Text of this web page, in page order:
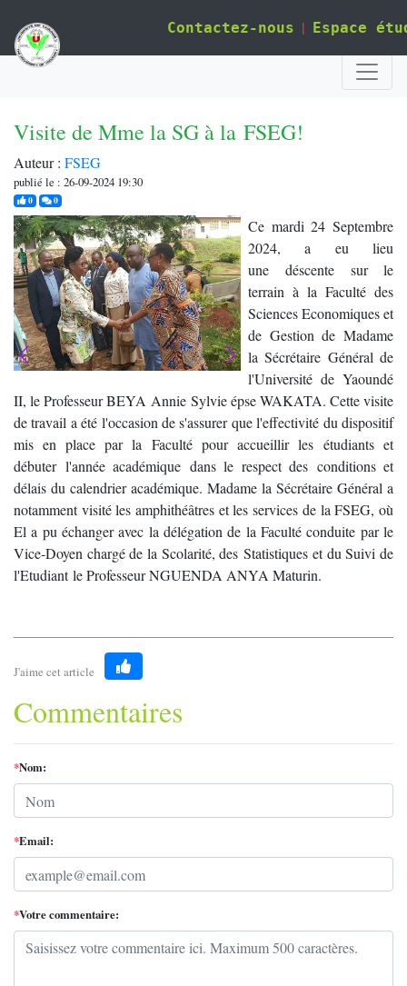
Contactez-nous | Espace
Visite de Mme la SG à la FSEG!
Auteur : FSEG
publié le : 26-09-2024 19:30
0j'aime0commentaires
Ce mardi 24 Septembre
2024, a eu lieu
une déscente sur le
terrain à la Faculté des
Sciences Economiques et
de Gestion de Madame
la Sécrétaire Général de
l'Université de Yaoundé
II, le Professeur BEYA Annie Sylvie épse WAKATA. Cette visite
de travail a été l'occasion de s'assurer que l'effectivité du dispositif
mis en place par la Faculté pour accueillir les étudiants et
débuter l'année académique dans le respect des conditions et
délais du calendrier académique. Madame la Sécrétaire Général a
notamment visité les amphithéâtres et les services de la FSEG, où
El a pu échanger avec la délégation de la Faculté conduite par le
Vice-Doyen chargé de la Scolarité, des Statistiques et du Suivi de
l'Etudiant le Professeur NGUENDA ANYA Maturin.
J'aime cet article
Like
Commentaires
*Nom:
*Email:
*Votre commentaire: